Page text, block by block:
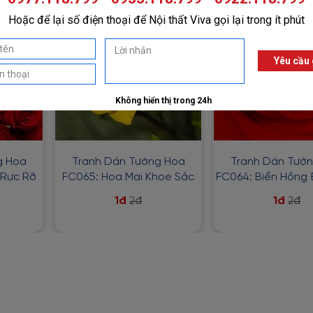
Hoa
Rỡ
Tranh Dán Tường Hoa
FC065: Hoa Mai Khoe Sắc
1đ 2đ
Tranh Dán
FC064: Biển Hồng
1đ 2đ